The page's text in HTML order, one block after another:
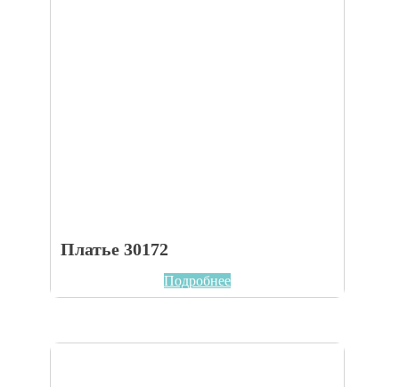
Платье 30172
Подробнее